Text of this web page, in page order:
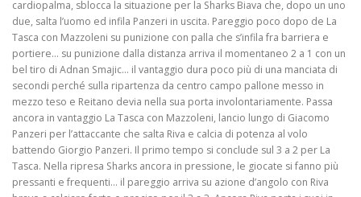
cardiopalma, sblocca la situazione per la Sharks Biava che, dopo un uno
due, salta l’uomo ed infila Panzeri in uscita. Pareggio poco dopo de La
Tasca con Mazzoleni su punizione con palla che s’infila fra barriera e
portiere… su punizione dalla distanza arriva il momentaneo 2 a 1 con un
bel tiro di Adnan Smajic… il vantaggio dura poco più di una manciata di
secondi perché sulla ripartenza da centro campo pallone messo in
mezzo teso e Reitano devia nella sua porta involontariamente. Passa
ancora in vantaggio La Tasca con Mazzoleni, lancio lungo di Giacomo
Panzeri per l’attaccante che salta Riva e calcia di potenza al volo
battendo Giorgio Panzeri. Il primo tempo si conclude sul 3 a 2 per La
Tasca. Nella ripresa Sharks ancora in pressione, le giocate si fanno più
pressanti e frequenti… il pareggio arriva su azione d’angolo con Riva